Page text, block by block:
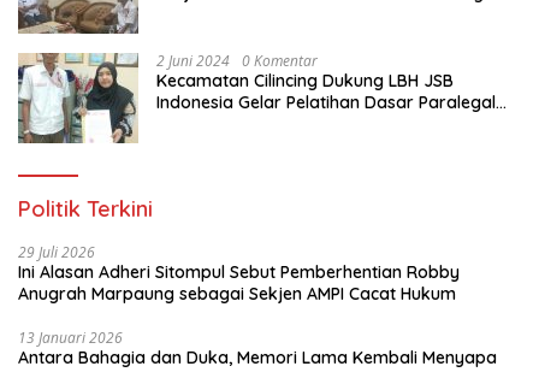
2 Juni 2024 0 Komentar
Kecamatan Cilincing Dukung LBH JSB
Indonesia Gelar Pelatihan Dasar Paralegal
Politik Terkini
29 Juli 2026
Ini Alasan Adheri Sitompul Sebut Pemberhentian Robby
Anugrah Marpaung sebagai Sekjen AMPI Cacat Hukum
13 Januari 2026
Antara Bahagia dan Duka, Memori Lama Kembali Menyapa